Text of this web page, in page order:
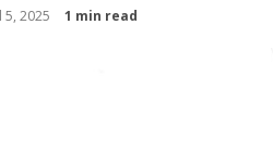
5, 2025 1 min read